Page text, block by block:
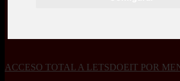
ACCESO TOTAL A LETSDOEIT POR